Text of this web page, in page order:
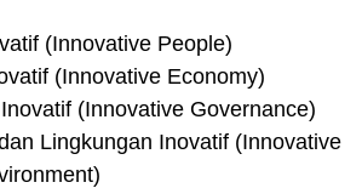
(Innovative People)
(Innovative Economy)
(Innovative Governance)
Lingkungan Inovatif (Innovative